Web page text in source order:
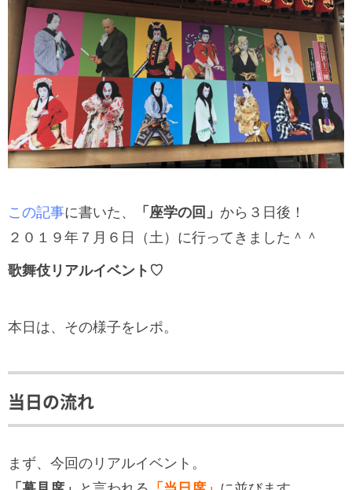
この記事に書いた、 「座学の回」 から３日後！
２０１９年７月６日（土）に行ってきました＾＾
歌舞伎リアルイベント♡
本日は、その様子をレポ。
当日の流れ
まず、今回のリアルイベント。